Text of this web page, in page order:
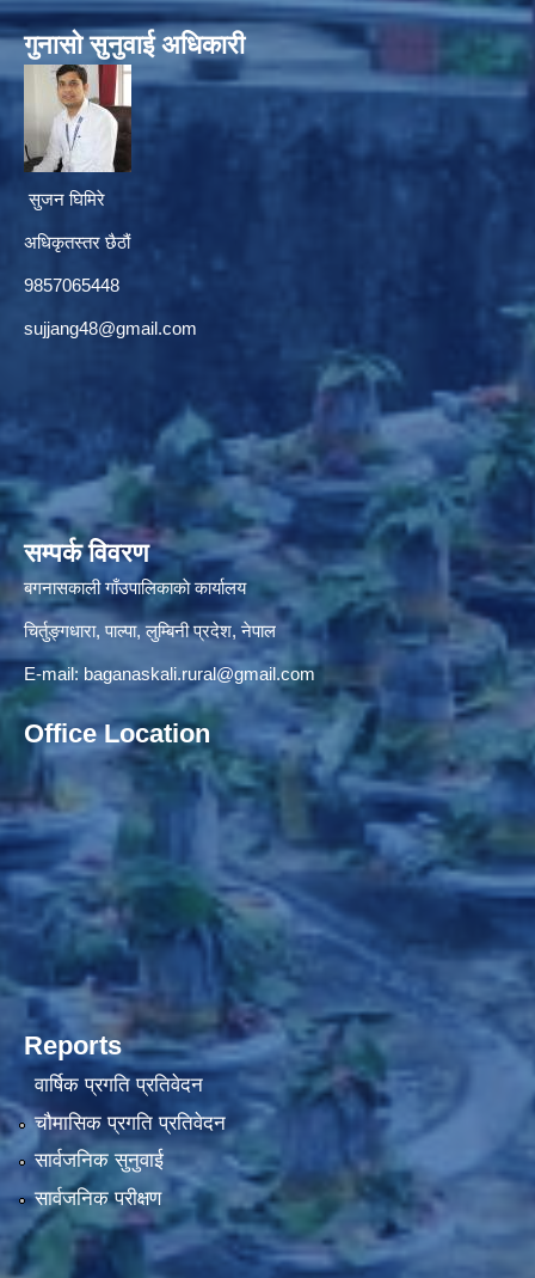
गुनासाे सुनुवाई अधिकारी
सुजन घिमिरे
अधिकृतस्तर छैठौं‌
9857065448
sujjang48@gmail.com
सम्पर्क विवरण
बगनासकाली गाँउपालिकाकाे कार्यालय
चिर्तुङ्गधारा, पाल्पा, लुम्बिनी प्रदेश, नेपाल
E-mail: baganaskali.rural@gmail.com
Office Location
Reports
वार्षिक प्रगति प्रतिवेदन
चौमासिक प्रगति प्रतिवेदन
सार्वजनिक सुनुवाई
सार्वजनिक परीक्षण